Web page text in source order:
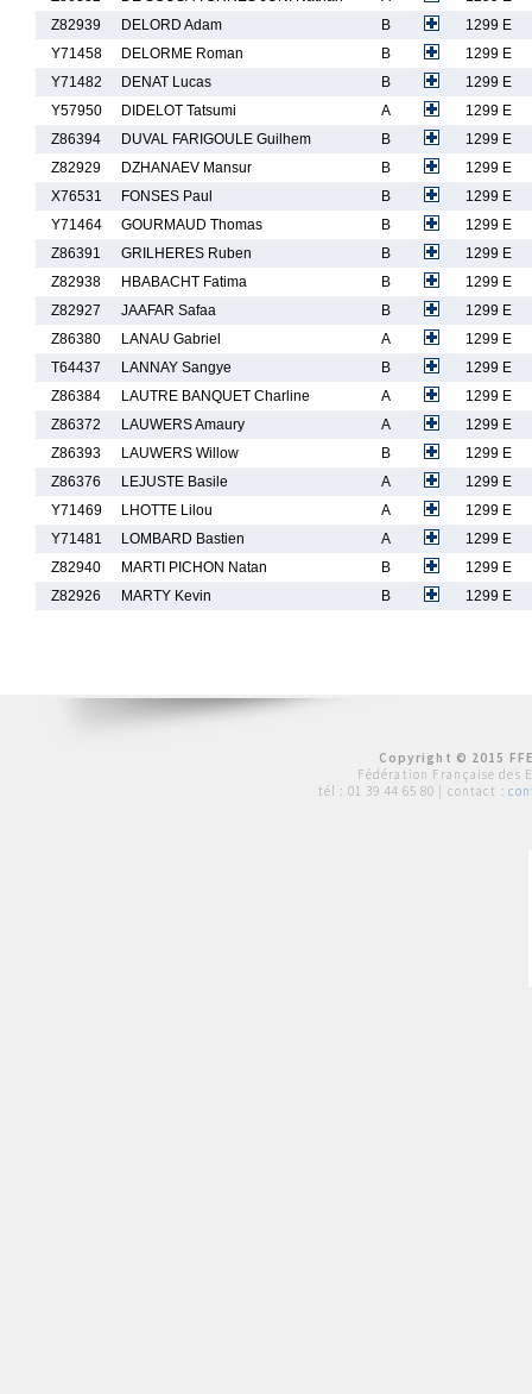
Z82939
DELORD Adam B
1299 E
Y71458
DELORME Roman B
1299 E
Y71482
DENAT Lucas B
1299 E
Y57950
DIDELOT Tatsumi A
1299 E
Z86394
DUVAL FARIGOULE Guilhem B
1299 E
Z82929
DZHANAEV Mansur B
1299 E
X76531
FONSES Paul B
1299 E
Y71464
GOURMAUD Thomas B
1299 E
Z86391
GRILHERES Ruben B
1299 E
Z82938
HBABACHT Fatima B
1299 E
Z82927
JAAFAR Safaa B
1299 E
Z86380
LANAU Gabriel A
1299 E
T64437
LANNAY Sangye B
1299 E
Z86384
LAUTRE BANQUET Charline A
1299 E
Z86372
LAUWERS Amaury A
1299 E
Z86393
LAUWERS Willow B
1299 E
Z86376
LEJUSTE Basile A
1299 E
Y71469
LHOTTE Lilou A
1299 E
Y71481
LOMBARD Bastien A
1299 E
Z82940
MARTI PICHON Natan B
1299 E
Z82926
MARTY Kevin B 1299 E
Copyright © 2015
Fédération Française des
tél : 01 39 44 65 80 | contact :